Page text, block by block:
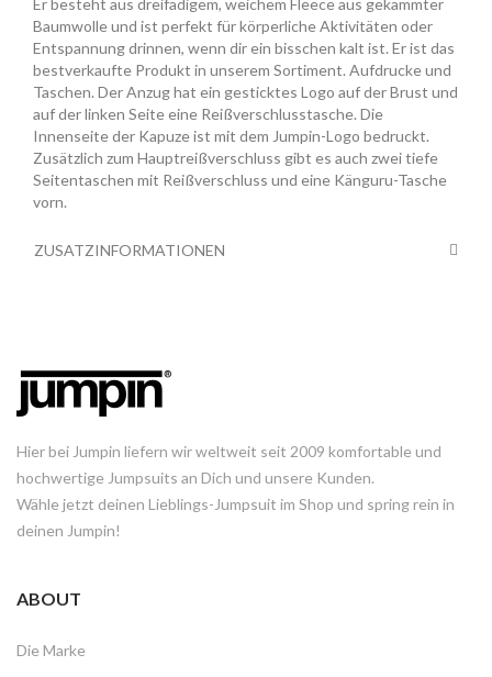
Er besteht aus dreifädigem, weichem Fleece aus gekämmter
Baumwolle und ist perfekt für körperliche Aktivitäten oder
Entspannung drinnen, wenn dir ein bisschen kalt ist. Er ist das
bestverkaufte Produkt in unserem Sortiment. Aufdrucke und
Taschen. Der Anzug hat ein gesticktes Logo auf der Brust und
auf der linken Seite eine Reißverschlusstasche. Die
Innenseite der Kapuze ist mit dem Jumpin-Logo bedruckt.
Zusätzlich zum Hauptreißverschluss gibt es auch zwei tiefe
Seitentaschen mit Reißverschluss und eine Känguru-Tasche
vorn.
ZUSATZINFORMATIONEN
Hier bei Jumpin liefern wir weltweit seit 2009 komfortable und
hochwertige Jumpsuits an Dich und unsere Kunden.
Wähle jetzt deinen Lieblings-Jumpsuit im Shop und spring rein in
deinen Jumpin!
ABOUT
Die Marke